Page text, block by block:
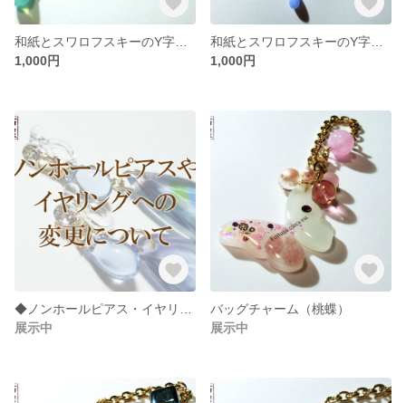
1,000円
1,000円
展示中
バッグチャーム（桃蝶）
展示中